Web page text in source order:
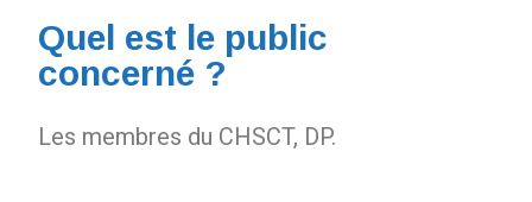
Quel est le public
concerné ?
Les membres du CHSCT, DP.